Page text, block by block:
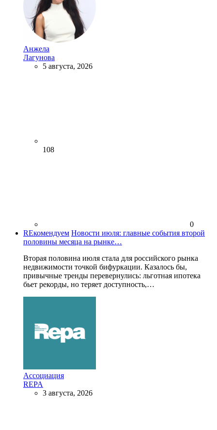
Анжела
Лагунова
5 августа, 2026
108
0
REкомендуем Новости июля: главные события второй
половины месяца на рынке…
Вторая половина июля стала для российского рынка
недвижимости точкой бифуркации. Казалось бы,
привычные тренды перевернулись: льготная ипотека
бьет рекорды, но теряет доступность,…
Ассоциация
REPA
3 августа, 2026